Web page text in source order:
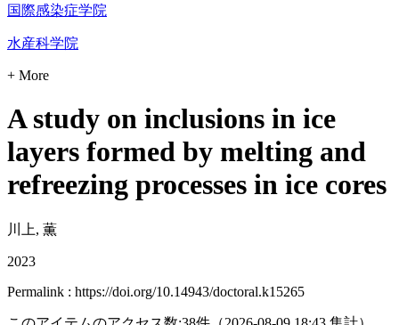
国際感染症学院
水産科学院
+ More
A study on inclusions in ice
layers formed by melting and
refreezing processes in ice cores
川上, 薫
2023
Permalink : https://doi.org/10.14943/doctoral.k15265